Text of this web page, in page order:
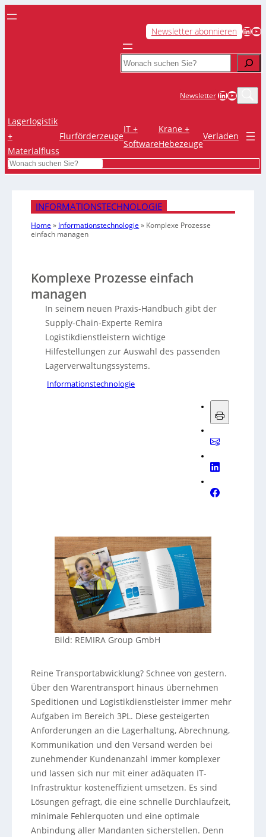
Newsletter abonnieren LinkedIn YouTube
Search
NewsletterLinkedIn
Lagerlogistik
+
Materialfluss
Flurförderzeuge
IT +
Software
Krane +
Hebezeuge
Verladen
Search
INFORMATIONSTECHNOLOGIE
Home » Informationstechnologie » Komplexe Prozesse
einfach managen
Komplexe Prozesse einfach
managen
In seinem neuen Praxis-Handbuch gibt der
Supply-Chain-Experte Remira
Logistikdienstleistern wichtige
Hilfestellungen zur Auswahl des passenden
Lagerverwaltungssystems.
Informationstechnologie
Bild: REMIRA Group GmbH
Reine Transportabwicklung? Schnee von gestern.
Über den Warentransport hinaus übernehmen
Speditionen und Logistikdienstleister immer mehr
Aufgaben im Bereich 3PL. Diese gesteigerten
Anforderungen an die Lagerhaltung, Abrechnung,
Kommunikation und den Versand werden bei
zunehmender Kundenanzahl immer komplexer
und lassen sich nur mit einer adäquaten IT-
Infrastruktur kosteneffizient umsetzen. Es sind
Lösungen gefragt, die eine schnelle Durchlaufzeit,
minimale Fehlerquoten und eine optimale
Anbindung aller Mandanten sicherstellen. Denn